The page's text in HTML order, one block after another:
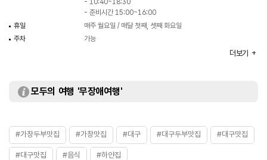
- 준비시간 15:00~16:00
휴일
매주 월요일 / 매달 첫째, 셋째 화요일
주차
가능
더보기
모두의 여행 '무장애여행'
#가창두부맛집 #가창맛집 #대구 #대구두부맛집 #대구맛집
#대구맛집 #음식 #하얀집